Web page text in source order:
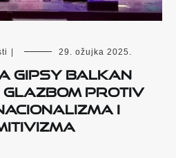
| 29. ožujka 2025.
Gipsy balKan
protiv
i